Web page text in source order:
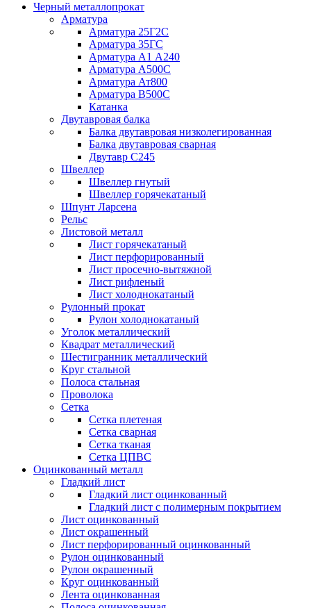
Черный металлопрокат
Арматура
Арматура 25Г2С
Арматура 35ГС
Арматура А1 А240
Арматура А500С
Арматура Ат800
Арматура В500С
Катанка
Двутавровая балка
Балка двутавровая низколегированная
Балка двутавровая сварная
Двутавр С245
Швеллер
Швеллер гнутый
Швеллер горячекатаный
Шпунт Ларсена
Рельс
Листовой металл
Лист горячекатаный
Лист перфорированный
Лист просечно-вытяжной
Лист рифленый
Лист холоднокатаный
Рулонный прокат
Рулон холоднокатаный
Уголок металлический
Квадрат металлический
Шестигранник металлический
Круг стальной
Полоса стальная
Проволока
Сетка
Сетка плетеная
Сетка сварная
Сетка тканая
Сетка ЦПВС
Оцинкованный металл
Гладкий лист
Гладкий лист оцинкованный
Гладкий лист с полимерным покрытием
Лист оцинкованный
Лист окрашенный
Лист перфорированный оцинкованный
Рулон оцинкованный
Рулон окрашенный
Круг оцинкованный
Лента оцинкованная